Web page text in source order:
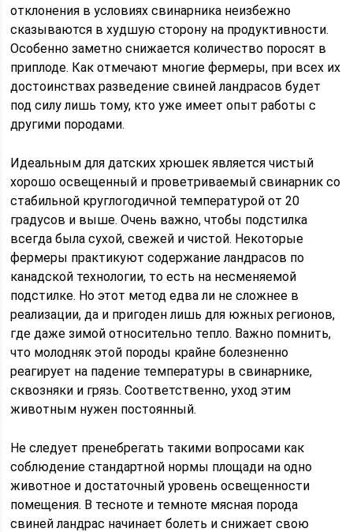
отклонения в условиях свинарника неизбежно
сказываются в худшую сторону на продуктивности.
Особенно заметно снижается количество поросят в
приплоде. Как отмечают многие фермеры, при всех их
достоинствах разведение свиней ландрасов будет
под силу лишь тому, кто уже имеет опыт работы с
другими породами.
Идеальным для датских хрюшек является чистый
хорошо освещенный и проветриваемый свинарник со
стабильной круглогодичной температурой от 20
градусов и выше. Очень важно, чтобы подстилка
всегда была сухой, свежей и чистой. Некоторые
фермеры практикуют содержание ландрасов по
канадской технологии, то есть на несменяемой
подстилке. Но этот метод едва ли не сложнее в
реализации, да и пригоден лишь для южных регионов,
где даже зимой относительно тепло. Важно помнить,
что молодняк этой породы крайне болезненно
реагирует на падение температуры в свинарнике,
сквозняки и грязь. Соответственно, уход этим
животным нужен постоянный.
Не следует пренебрегать такими вопросами как
соблюдение стандартной нормы площади на одно
животное и достаточный уровень освещенности
помещения. В тесноте и темноте мясная порода
свиней ландрас начинает болеть и снижает свою